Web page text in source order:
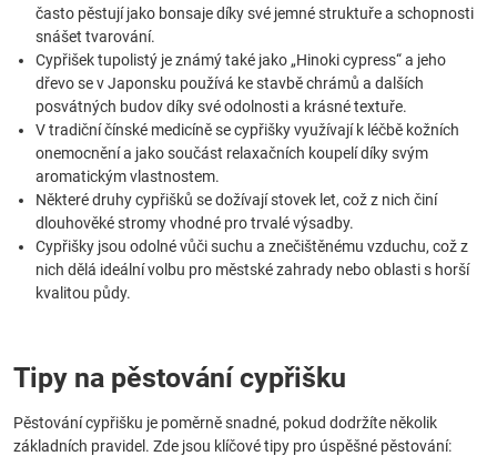
často pěstují jako bonsaje díky své jemné struktuře a schopnosti
snášet tvarování.
Cypřišek tupolistý je známý také jako „Hinoki cypress“ a jeho
dřevo se v Japonsku používá ke stavbě chrámů a dalších
posvátných budov díky své odolnosti a krásné textuře.
V tradiční čínské medicíně se cypřišky využívají k léčbě kožních
onemocnění a jako součást relaxačních koupelí díky svým
aromatickým vlastnostem.
Některé druhy cypřišků se dožívají stovek let, což z nich činí
dlouhověké stromy vhodné pro trvalé výsadby.
Cypřišky jsou odolné vůči suchu a znečištěnému vzduchu, což z
nich dělá ideální volbu pro městské zahrady nebo oblasti s horší
kvalitou půdy.
Tipy na pěstování cypřišku
Pěstování cypřišku je poměrně snadné, pokud dodržíte několik
základních pravidel. Zde jsou klíčové tipy pro úspěšné pěstování: